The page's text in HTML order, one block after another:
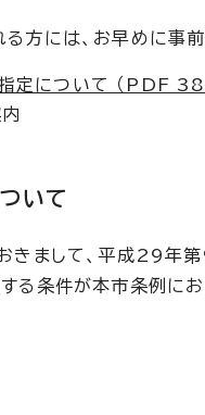
方には、お早めに事
定について （PDF
いて
まして、平成29年第
る条件が本市条例に